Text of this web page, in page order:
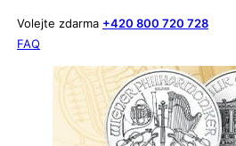
Volejte zdarma +420 800 720 728
FAQ